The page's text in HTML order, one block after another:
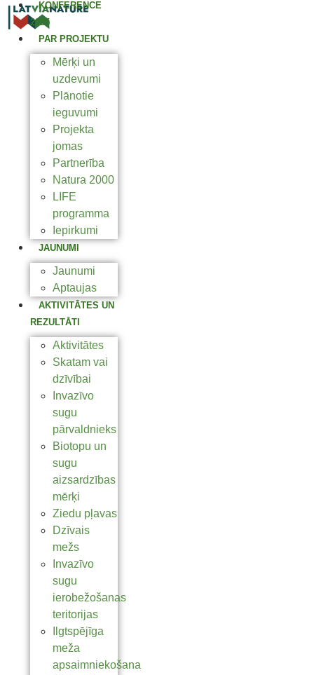
KONFERENCE
2025
PAR PROJEKTU
Mērķi un
uzdevumi
Plānotie
ieguvumi
Projekta
jomas
Partnerība
Natura 2000
LIFE
programma
Iepirkumi
JAUNUMI
Jaunumi
Aptaujas
AKTIVITĀTES UN
REZULTĀTI
Aktivitātes
Skatam vai
dzīvībai
Invazīvo
sugu
pārvaldnieks
Biotopu un
sugu
aizsardzības
mērķi
Ziedu pļavas
Dzīvais
mežs
Invazīvo
sugu
ierobežošanas
teritorijas
Ilgtspējīga
meža
apsaimniekošana